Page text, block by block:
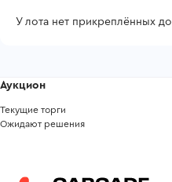
У лота нет прикреплённых
Аукцион
Текущие торги
Ожидают решения